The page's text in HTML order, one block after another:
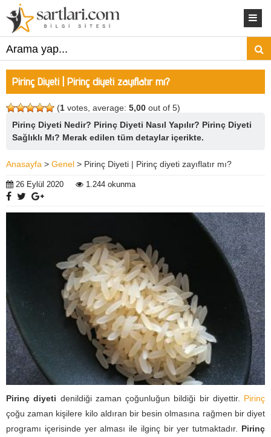
Pirinç Diyeti | Pirinç diyeti zayıflatır mı?
(1 votes, average: 5,00 out of 5)
Pirinç Diyeti Nedir? Pirinç Diyeti Nasıl Yapılır? Pirinç Diyeti
Sağlıklı Mı? Merak edilen tüm detaylar içerikte.
Anasayfa > Genel > Pirinç Diyeti | Pirinç diyeti zayıflatır mı?
26 Eylül 2020 1.244 okunma
Pirinç diyeti denildiği zaman çoğunluğun bildiği bir diyettir. Pirinç
çoğu zaman kişilere kilo aldıran bir besin olmasına rağmen bir diyet
programı içerisinde yer alması ile ilginç bir yer tutmaktadır. Pirinç